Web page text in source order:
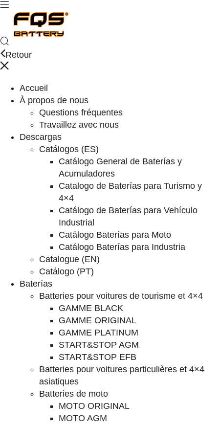
Retour
Accueil
À propos de nous
Questions fréquentes
Travaillez avec nous
Descargas
Catálogos (ES)
Catálogo General de Baterías y
Acumuladores
Catalogo de Baterías para Turismo y
4×4
Catálogo de Baterías para Vehículo
Industrial
Catálogo Baterías para Moto
Catálogo Baterías para Industria
Catalogue (EN)
Catálogo (PT)
Baterías
Batteries pour voitures de tourisme et 4×4
GAMME BLACK
GAMME ORIGINAL
GAMME PLATINUM
START&STOP AGM
START&STOP EFB
Batteries pour voitures particulières et 4×4
asiatiques
Batteries de moto
MOTO ORIGINAL
MOTO AGM